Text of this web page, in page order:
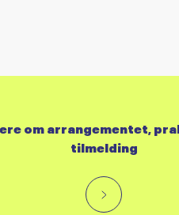
om arrangementet,
tilmelding